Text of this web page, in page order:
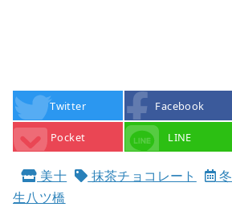
Twitter Facebook
Pocket LINE
美十 抹茶チョコレート 冬
生八ツ橋